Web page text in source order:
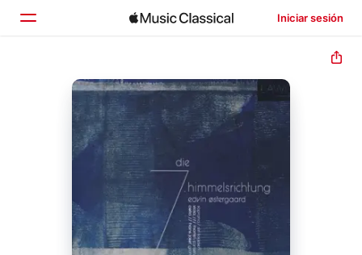
Iniciar sesión
Inicio
Explorar
Buscar